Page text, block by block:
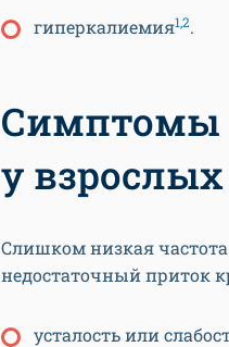
гиперкалиемия1,2.
Симптомы
у взрослых
Слишком низкая
недостаточный приток
усталость или